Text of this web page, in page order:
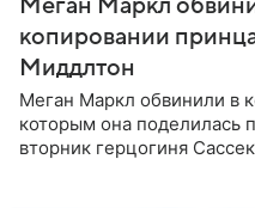
Меган Маркл
копировании
Миддлтон
Меган Маркл обвинили в
которым она поделилась
вторник герцогиня